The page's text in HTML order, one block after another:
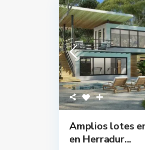
Amplios lotes
en Herradur...